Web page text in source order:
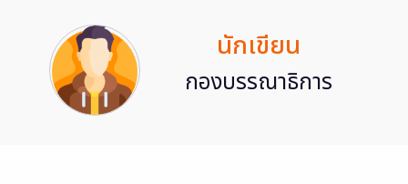
นักเขียน
กองบรรณาธิการ